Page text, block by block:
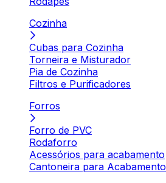
Cozinha
Cubas para Cozinha
Torneira e Misturador
Pia de Cozinha
Filtros e Purificadores
Forros
Forro de PVC
Rodaforro
Acessórios para acabamento
Cantoneira para Acabamento